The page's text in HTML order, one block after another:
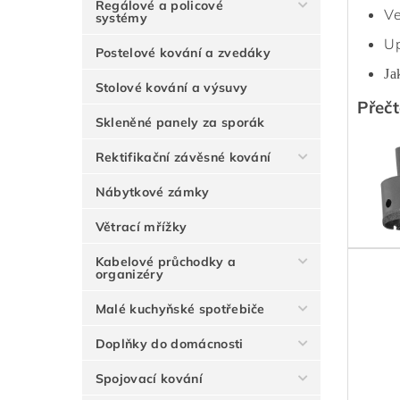
Regálové a policové
systémy
Postelové kování a zvedáky
Stolové kování a výsuvy
Skleněné panely za sporák
Rektifikační závěsné kování
Nábytkové zámky
Větrací mřížky
Kabelové průchodky a
organizéry
Malé kuchyňské spotřebiče
Doplňky do domácnosti
Spojovací kování